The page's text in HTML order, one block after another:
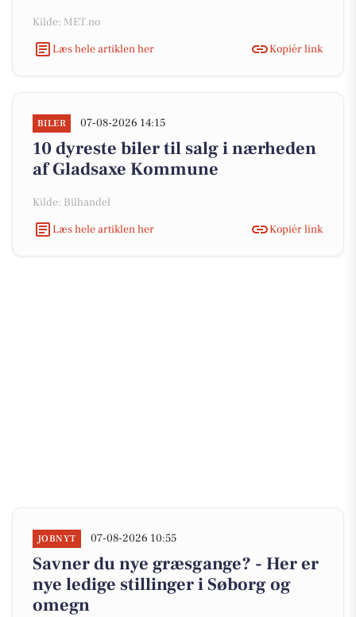
Kilde: MET.no
Læs hele artiklen her
Kopiér link
BILER 07-08-2026 14:15
10 dyreste biler til salg i nærheden
af Gladsaxe Kommune
Kilde: Bilhandel
Læs hele artiklen her
Kopiér link
JOBNYT 07-08-2026 10:55
Savner du nye græsgange? - Her er
nye ledige stillinger i Søborg og
omegn